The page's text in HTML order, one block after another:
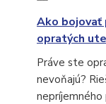
Ako bojovať
opratých
Práve ste
nevoňajú?